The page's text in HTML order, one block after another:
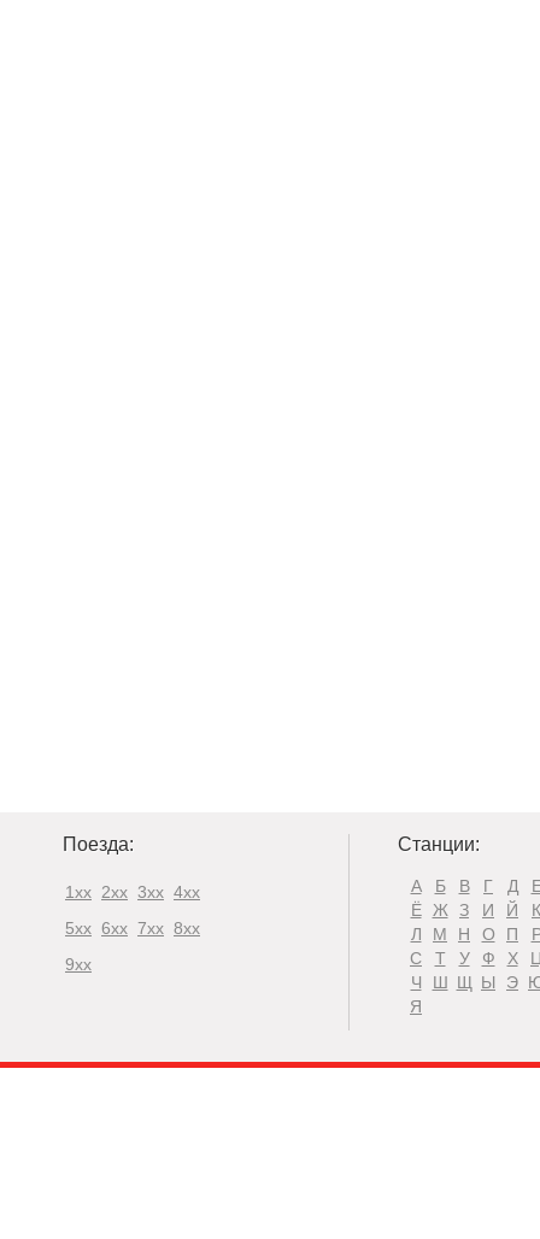
Поезда:
1xx 2xx 3xx 4xx
5xx 6xx 7xx 8xx
9xx
Станции:
А Б В Г Д
Ё
Ж З И Й
К
Л
М Н О П
С
Т У Ф Х
Ч
Ш Щ Ы Э
Я